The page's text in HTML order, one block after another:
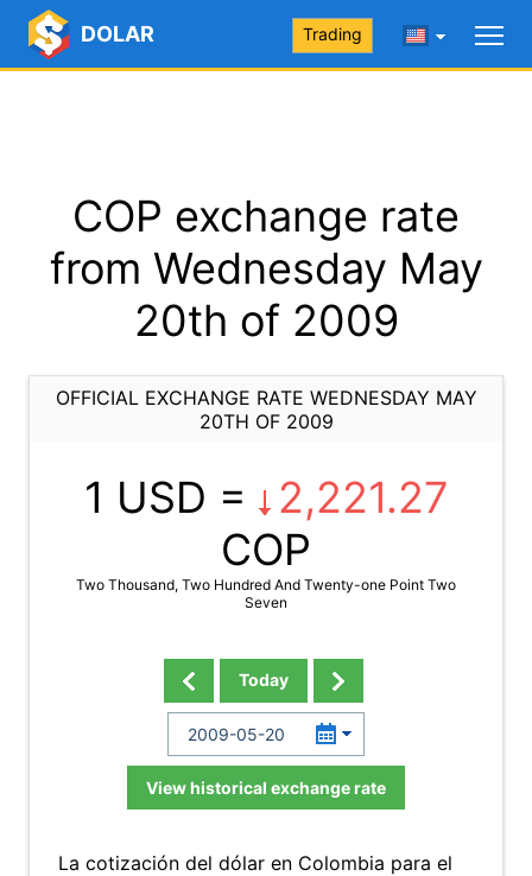
DOLAR Trading
COP exchange rate
from Wednesday May
20th of 2009
OFFICIAL EXCHANGE RATE WEDNESDAY MAY
20TH OF 2009
1 USD =
2,221.27
COP
Two Thousand, Two Hundred And Twenty-one Point Two
Seven
Today
View historical exchange rate
La cotización del dólar en Colombia para el